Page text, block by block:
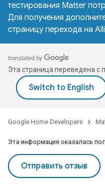
тестирования Matter
Для получения
страницу перехода на
Эта страница переведена с
Google Home Developers
Эта информация оказалась
Отправить отзыв